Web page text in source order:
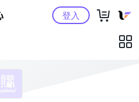
Yahoo購物中心登入